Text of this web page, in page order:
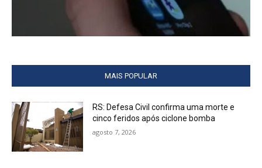
MAIS POPULAR
RS: Defesa Civil confirma uma morte e
cinco feridos após ciclone bomba
agosto 7, 2026